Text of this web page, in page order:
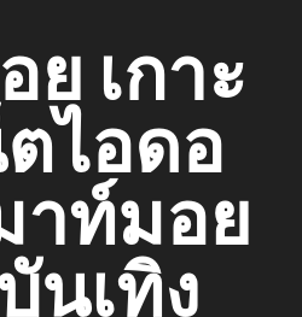
ย เกาะ
ไอดอ
าท์มอย
นเทิง